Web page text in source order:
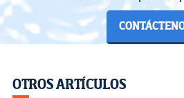
OTROS ARTÍCULOS